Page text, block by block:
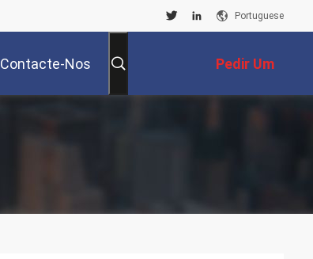
Portuguese
Contacte-Nos Pedir Um
Orçamento